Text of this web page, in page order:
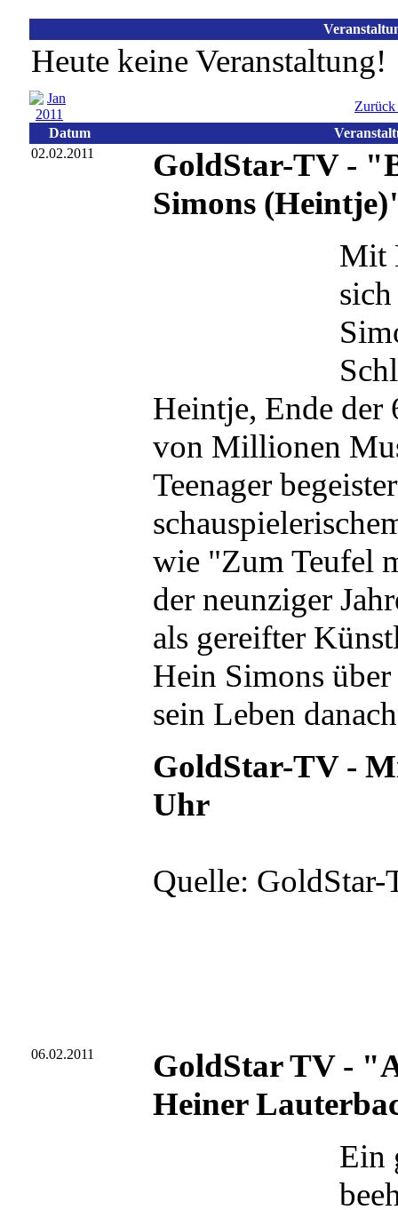
Heute keine Veranstaltung!
Zurück
Datum
02.02.2011
GoldStar-TV -
Simons
Mit
Heintje, Ende der
von Millionen
Teenager
wie "Zum Teufel
der neunziger
als gereifter
Hein Simons
sein Leben
GoldStar-TV -
Uhr
Quelle:
06.02.2011
GoldStar TV -
Heiner
Ein